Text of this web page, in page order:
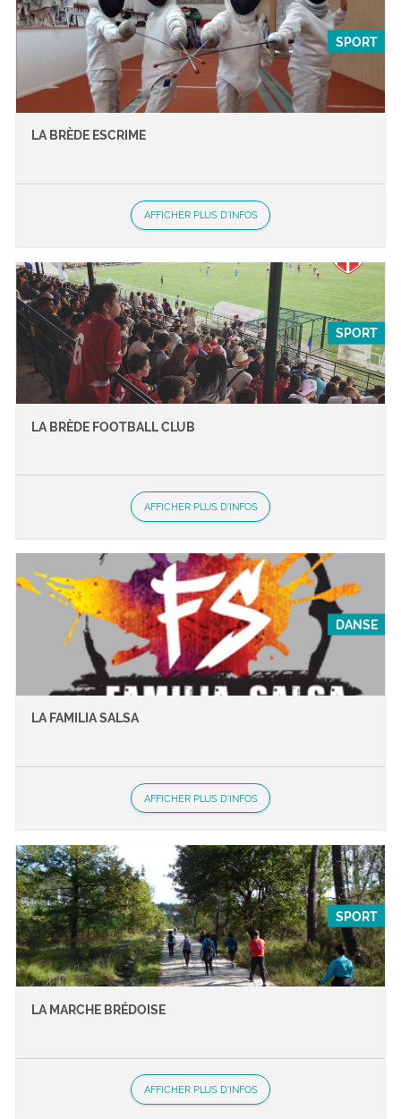
SPORT
LA BRÈDE ESCRIME
AFFICHER PLUS D'INFOS
SPORT
LA BRÈDE FOOTBALL CLUB
AFFICHER PLUS D'INFOS
DANSE
LA FAMILIA SALSA
AFFICHER PLUS D'INFOS
SPORT
LA MARCHE BRÉDOISE
AFFICHER PLUS D'INFOS